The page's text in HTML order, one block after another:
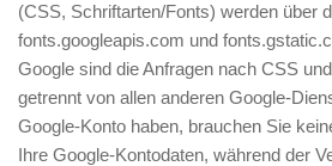
(CSS, Schriftarten/Fonts) werden über
fonts.googleapis.com und
Google sind die Anfragen nach CSS
getrennt von allen anderen Google-
Google-Konto haben, brauchen Sie
Ihre Google-Kontodaten, während der